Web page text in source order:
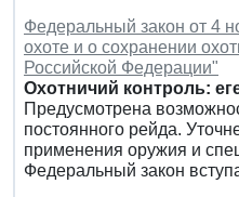
Федеральный закон от 4
охоте и о сохранении
Российской Федерации"
Охотничий контроль:
Предусмотрена
постоянного рейда.
применения оружия и
Федеральный закон